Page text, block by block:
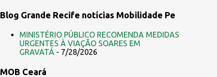
Blog Grande Recife notícias Mobilidade Pe
MINISTÉRIO PÚBLICO RECOMENDA MEDIDAS
URGENTES À VIAÇÃO SOARES EM
GRAVATÁ - 7/28/2026
MOB Ceará